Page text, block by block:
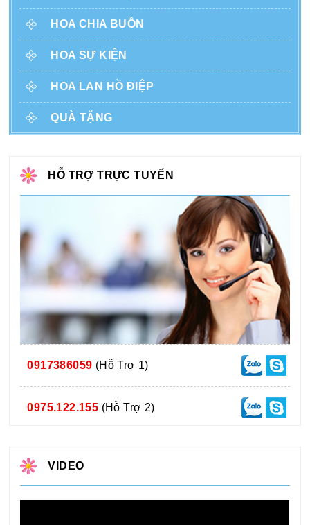
HOA CHIA BUỒN
HOA SỰ KIỆN
HOA LAN HỒ ĐIỆP
QUÀ TẶNG
HỖ TRỢ TRỰC TUYẾN
0917386059 (Hỗ Trợ 1)
0975.122.155 (Hỗ Trợ 2)
VIDEO